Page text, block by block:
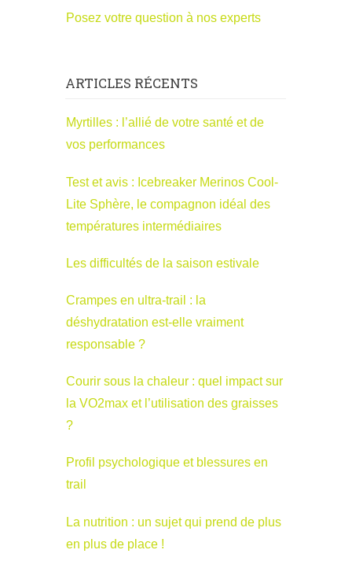
Posez votre question à nos experts
ARTICLES RÉCENTS
Myrtilles : l’allié de votre santé et de
vos performances
Test et avis : Icebreaker Merinos Cool-
Lite Sphère, le compagnon idéal des
températures intermédiaires
Les difficultés de la saison estivale
Crampes en ultra-trail : la
déshydratation est-elle vraiment
responsable ?
Courir sous la chaleur : quel impact sur
la VO2max et l’utilisation des graisses
?
Profil psychologique et blessures en
trail
La nutrition : un sujet qui prend de plus
en plus de place !